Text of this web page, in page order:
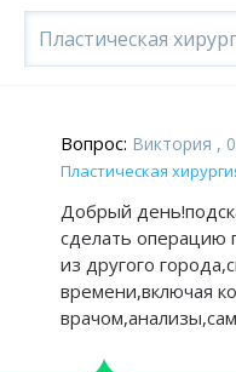
Пластическая
Вопрос: Виктория ,
Пластическая
Добрый
сделать операцию
из другого
времени,включая